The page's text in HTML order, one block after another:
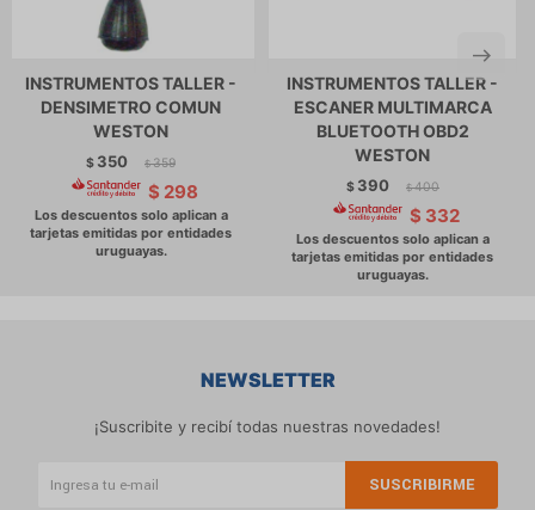
INSTRUMENTOS TALLER -
DENSIMETRO COMUN
WESTON
$ 350 $ 359
$ 298
INSTRUMENTOS TALLER -
ESCANER MULTIMARCA
BLUETOOTH OBD2
WESTON
$ 390 $ 400
$ 332
NEWSLETTER
¡Suscribite y recibí todas nuestras novedades!
SUSCRIBIRME